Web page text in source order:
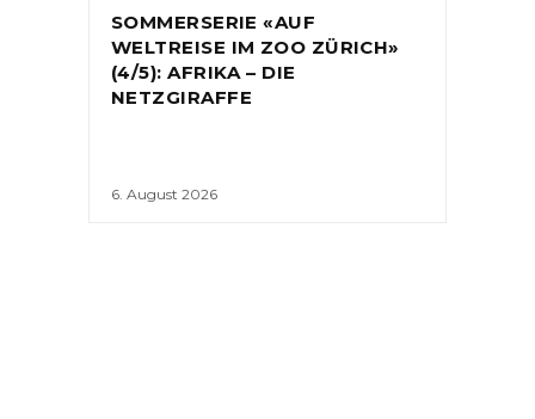
SOMMERSERIE «AUF
WELTREISE IM ZOO ZÜRICH»
(4/5): AFRIKA – DIE
NETZGIRAFFE
6. August 2026